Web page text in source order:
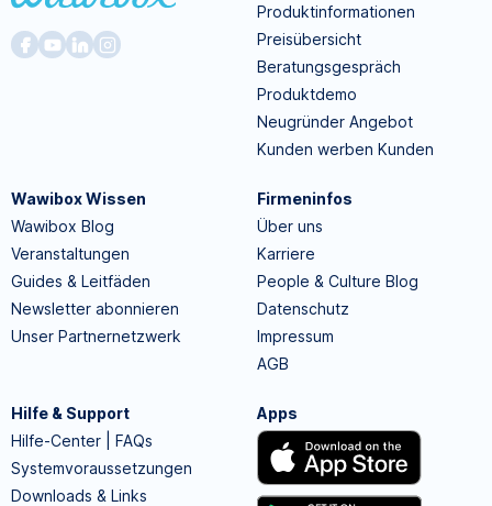
Produktinformationen
Preisübersicht
Beratungsgespräch
Produktdemo
Neugründer Angebot
Kunden werben Kunden
Wawibox Wissen
Wawibox Blog
Veranstaltungen
Guides & Leitfäden
Newsletter abonnieren
Unser Partnernetzwerk
Firmeninfos
Über uns
Karriere
People & Culture Blog
Datenschutz
Impressum
AGB
Hilfe & Support
Hilfe-Center | FAQs
Systemvoraussetzungen
Downloads & Links
Apps